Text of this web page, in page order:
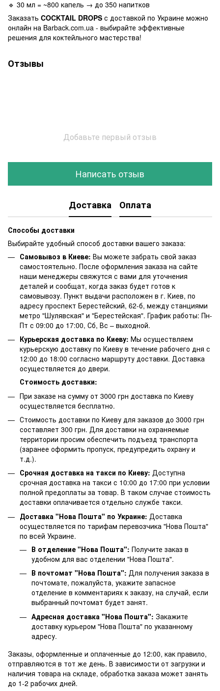
🔹 30 мл = ~800 капель → до 350 напитков
Заказать COCKTAIL DROPS с доставкой по Украине можно
онлайн на Barback.com.ua - выбирайте эффективные
решения для коктейльного мастерства!
Отзывы
Добавьте первый отзыв
Написать отзыв
Доставка Оплата
Способы доставки
Выбирайте удобный способ доставки вашего заказа:
Самовывоз в Киеве: Вы можете забрать свой заказ
самостоятельно. После оформления заказа на сайте
наши менеджеры свяжутся с вами для уточнения
деталей и сообщат, когда заказ будет готов к
самовывозу. Пункт выдачи расположен в г. Киев, по
адресу проспект Берестейский, 62-б, между станциями
метро "Шулявская" и "Берестейская". График работы: Пн-
Пт с 09:00 до 17:00, Сб, Вс – выходной.
Курьерская доставка по Киеву: Мы осуществляем
курьерскую доставку по Киеву в течение рабочего дня с
12:00 до 18:00 согласно маршруту доставки. Доставка
осуществляется до двери.
Стоимость доставки:
При заказе на сумму от 3000 грн доставка по Киеву
осуществляется бесплатно.
Стоимость доставки по Киеву для заказов до 3000 грн
составляет 300 грн. Для доставки на охраняемые
территории просим обеспечить подъезд транспорта
(заранее оформить пропуск, предупредить охрану и
т.д.).
Срочная доставка на такси по Киеву: Доступна
срочная доставка на такси с 10:00 до 17:00 при условии
полной предоплаты за товар. В таком случае стоимость
доставки оплачивается отдельно службе такси.
Доставка "Нова Пошта" по Украине: Доставка
осуществляется по тарифам перевозчика "Нова Пошта"
по всей Украине.
В отделение "Нова Пошта": Получите заказ в
удобном для вас отделении "Нова Пошта".
В почтомат "Нова Пошта": Для получения заказа в
почтомате, пожалуйста, укажите запасное
отделение в комментариях к заказу, на случай, если
выбранный почтомат будет занят.
Адресная доставка "Нова Пошта": Закажите
доставку курьером "Нова Пошта" по указанному
адресу.
Заказы, оформленные и оплаченные до 12:00, как правило,
отправляются в тот же день. В зависимости от загрузки и
наличия товара на складе, обработка заказа может занять
до 1-2 рабочих дней.